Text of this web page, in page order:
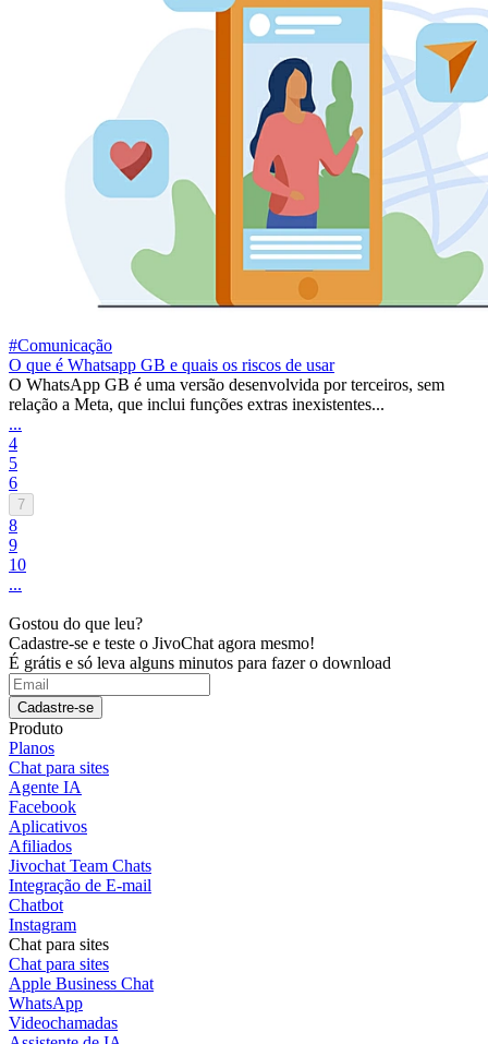
#Comunicação
O que é Whatsapp GB e quais os riscos de usar
O WhatsApp GB é uma versão desenvolvida por terceiros, sem
relação a Meta, que inclui funções extras inexistentes...
...
4
5
6
7
8
9
10
...
Gostou do que leu?
Cadastre-se e teste o JivoChat agora mesmo!
É grátis e só leva alguns minutos para fazer o download
Cadastre-se
Produto
Planos
Chat para sites
Agente IA
Facebook
Aplicativos
Afiliados
Jivochat Team Chats
Integração de E-mail
Chatbot
Instagram
Chat para sites
Chat para sites
Apple Business Chat
WhatsApp
Videochamadas